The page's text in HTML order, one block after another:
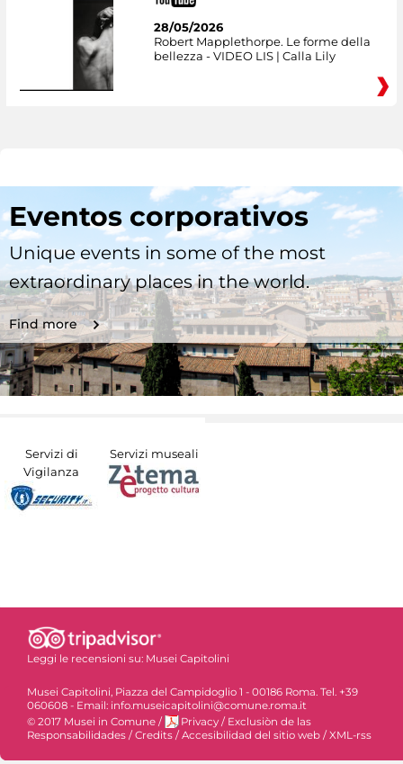
28/05/2026
Robert Mapplethorpe. Le forme della
bellezza - VIDEO LIS | Calla Lily
Eventos corporativos
Unique events in some of the most
extraordinary places in the world.
Find more
Servizi di
Vigilanza
Servizi museali
Leggi le recensioni su: Musei Capitolini
Musei Capitolini, Piazza del Campidoglio 1 - 00186 Roma. Tel. +39
060608 - Email: info.museicapitolini@comune.roma.it
© 2017 Musei in Comune / Privacy / Exclusiòn de las
Responsabilidades / Credits / Accesibilidad del sitio web / XML-rss